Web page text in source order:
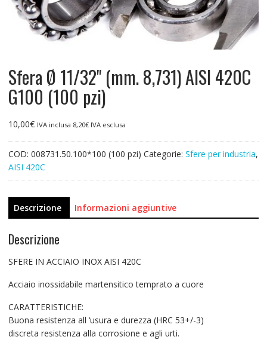
Sfera Ø 11/32" (mm. 8,731) AISI 420C
G100 (100 pzi)
10,00€ IVA inclusa 8,20€IVA esclusa
COD: 008731.50.100*100 (100 pzi) Categorie: Sfere per industria,
AISI 420C
Descrizione Informazioni aggiuntive
Descrizione
SFERE IN ACCIAIO INOX AISI 420C
Acciaio inossidabile martensitico temprato a cuore
CARATTERISTICHE:
Buona resistenza all ‘usura e durezza (HRC 53+/-3)
discreta resistenza alla corrosione e agli urti.